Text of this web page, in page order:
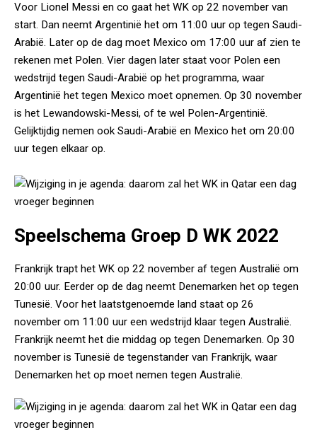
Voor Lionel Messi en co gaat het WK op 22 november van
start. Dan neemt Argentinië het om 11:00 uur op tegen Saudi-
Arabië. Later op de dag moet Mexico om 17:00 uur af zien te
rekenen met Polen. Vier dagen later staat voor Polen een
wedstrijd tegen Saudi-Arabië op het programma, waar
Argentinië het tegen Mexico moet opnemen. Op 30 november
is het Lewandowski-Messi, of te wel Polen-Argentinië.
Gelijktijdig nemen ook Saudi-Arabië en Mexico het om 20:00
uur tegen elkaar op.
Speelschema Groep D WK 2022
Frankrijk trapt het WK op 22 november af tegen Australië om
20:00 uur. Eerder op de dag neemt Denemarken het op tegen
Tunesië. Voor het laatstgenoemde land staat op 26
november om 11:00 uur een wedstrijd klaar tegen Australië.
Frankrijk neemt het die middag op tegen Denemarken. Op 30
november is Tunesië de tegenstander van Frankrijk, waar
Denemarken het op moet nemen tegen Australië.